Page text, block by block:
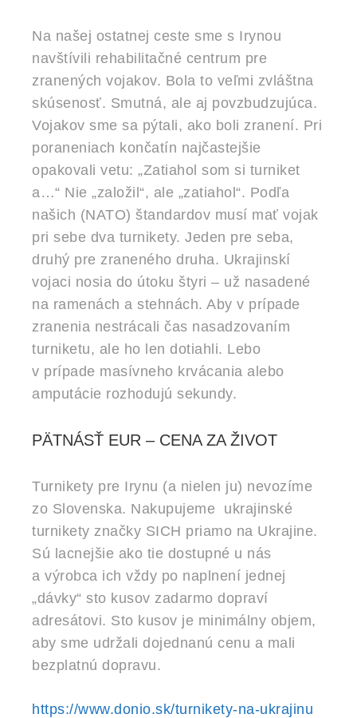
Na našej ostatnej ceste sme s Irynou
navštívili rehabilitačné centrum pre
zranených vojakov. Bola to veľmi zvláštna
skúsenosť. Smutná, ale aj povzbudzujúca.
Vojakov sme sa pýtali, ako boli zranení. Pri
poraneniach končatín najčastejšie
opakovali vetu: „Zatiahol som si turniket
a…“ Nie „založil“, ale „zatiahol“. Podľa
našich (NATO) štandardov musí mať vojak
pri sebe dva turnikety. Jeden pre seba,
druhý pre zraneného druha. Ukrajinskí
vojaci nosia do útoku štyri – už nasadené
na ramenách a stehnách. Aby v prípade
zranenia nestrácali čas nasadzovaním
turniketu, ale ho len dotiahli. Lebo
v prípade masívneho krvácania alebo
amputácie rozhodujú sekundy.
PÄTNÁSŤ EUR – CENA ZA ŽIVOT
Turnikety pre Irynu (a nielen ju) nevozíme
zo Slovenska. Nakupujeme ukrajinské
turnikety značky SICH priamo na Ukrajine.
Sú lacnejšie ako tie dostupné u nás
a výrobca ich vždy po naplnení jednej
„dávky“ sto kusov zadarmo dopraví
adresátovi. Sto kusov je minimálny objem,
aby sme udržali dojednanú cenu a mali
bezplatnú dopravu.
https://www.donio.sk/turnikety-na-ukrajinu